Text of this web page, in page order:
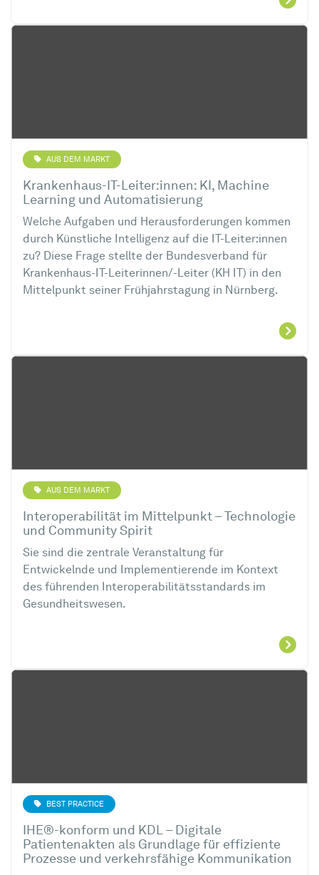
AUS DEM MARKT
Krankenhaus-IT-Leiter:innen: KI, Machine
Learning und Automatisierung
Welche Aufgaben und Herausforderungen kommen
durch Künstliche Intelligenz auf die IT-Leiter:innen
zu? Diese Frage stellte der Bundesverband für
Krankenhaus-IT-Leiterinnen/-Leiter (KH IT) in den
Mittelpunkt seiner Frühjahrstagung in Nürnberg.
AUS DEM MARKT
Interoperabilität im Mittelpunkt – Technologie
und Community Spirit
Sie sind die zentrale Veranstaltung für
Entwickelnde und Implementierende im Kontext
des führenden Interoperabilitätsstandards im
Gesundheitswesen.
BEST PRACTICE
IHE®-konform und KDL – Digitale
Patientenakten als Grundlage für effiziente
Prozesse und verkehrsfähige Kommunikation